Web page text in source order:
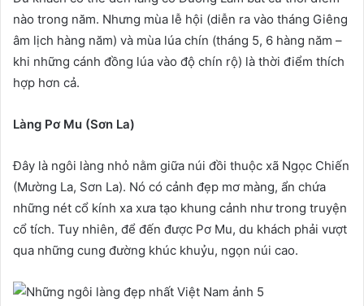
nào trong năm. Nhưng mùa lễ hội (diễn ra vào tháng Giêng
âm lịch hàng năm) và mùa lúa chín (tháng 5, 6 hàng năm –
khi những cánh đồng lúa vào độ chín rộ) là thời điểm thích
hợp hơn cả.
Làng Pơ Mu (Sơn La)
Đây là ngôi làng nhỏ nằm giữa núi đồi thuộc xã Ngọc Chiến
(Mường La, Sơn La). Nó có cảnh đẹp mơ màng, ẩn chứa
những nét cổ kính xa xưa tạo khung cảnh như trong truyện
cổ tích. Tuy nhiên, để đến được Pơ Mu, du khách phải vượt
qua những cung đường khúc khuỷu, ngọn núi cao.